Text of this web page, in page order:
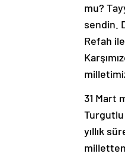
mu?
sendin.
Refah
31 Mart
Turgutlu
yıllık